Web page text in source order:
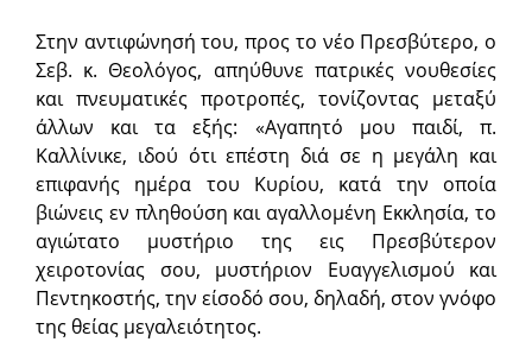
Στην αντιφώνησή του, προς το νέο Πρεσβύτερο, ο
Σεβ. κ. Θεολόγος, απηύθυνε πατρικές νουθεσίες
και πνευματικές προτροπές, τονίζοντας μεταξύ
άλλων και τα εξής: «Αγαπητό μου παιδί, π.
Καλλίνικε, ιδού ότι επέστη διά σε η μεγάλη και
επιφανής ημέρα του Κυρίου, κατά την οποία
βιώνεις εν πληθούση και αγαλλομένη Εκκλησία, το
αγιώτατο μυστήριο της εις Πρεσβύτερον
χειροτονίας σου, μυστήριον Ευαγγελισμού και
Πεντηκοστής, την είσοδό σου, δηλαδή, στον γνόφο
της θείας μεγαλειότητος.